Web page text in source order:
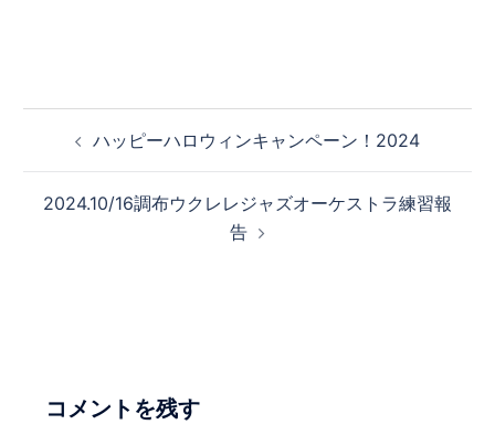
ビ
ハッピーハロウィンキャンペーン！2024
2024.10/16調布ウクレレジャズオーケストラ練習報
告
コメントを残す